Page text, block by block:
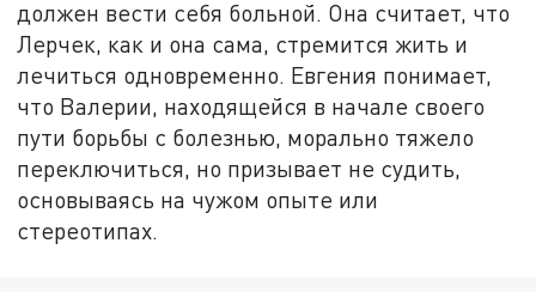
должен вести себя больной. Она считает, что
Лерчек, как и она сама, стремится жить и
лечиться одновременно. Евгения понимает,
что Валерии, находящейся в начале своего
пути борьбы с болезнью, морально тяжело
переключиться, но призывает не судить,
основываясь на чужом опыте или
стереотипах.